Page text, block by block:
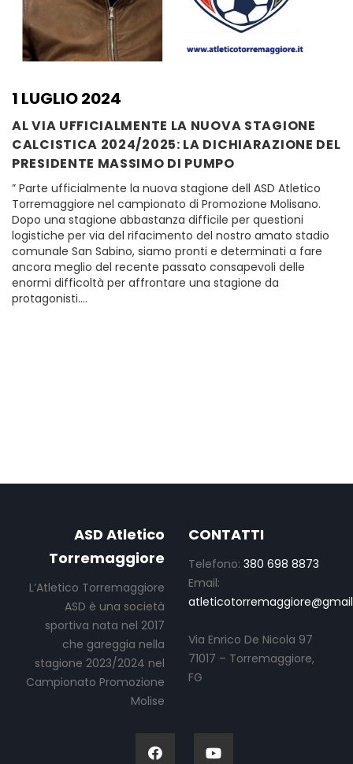
1 LUGLIO 2024
AL VIA UFFICIALMENTE LA NUOVA STAGIONE
CALCISTICA 2024/2025: LA DICHIARAZIONE DEL
PRESIDENTE MASSIMO DI PUMPO
” Parte ufficialmente la nuova stagione dell ASD Atletico
Torremaggiore nel campionato di Promozione Molisano.
Dopo una stagione abbastanza difficile per questioni
logistiche per via del rifacimento del nostro amato stadio
comunale San Sabino, siamo pronti e determinati a fare
ancora meglio del recente passato consapevoli delle
enormi difficoltà per affrontare una stagione da
protagonisti….
ASD Atletico
Torremaggiore
L’Atletico Torremaggiore
ASD è una società
sportiva nata nel 2017
che gareggia nella
stagione 2023/2024 nel
Campionato Promozione
Molise
CONTATTI
Telefono: 380 698 8873
Email:
Via Enrico De Nicola 97
71017 – Torremaggiore,
FG